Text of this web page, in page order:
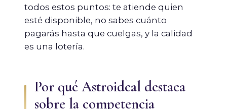
todos estos puntos: te atiende quien
esté disponible, no sabes cuánto
pagarás hasta que cuelgas, y la calidad
es una lotería.
Por qué Astroideal destaca
sobre la competencia